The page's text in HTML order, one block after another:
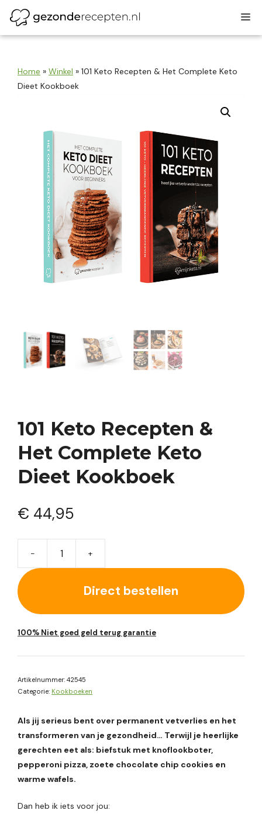
naar
de
Home » Winkel » 101 Keto Recepten & Het Complete Keto
Dieet Kookboek
101 Keto Recepten &
Het Complete Keto
Dieet Kookboek
€ 44,95
-
Recepten
Complete
+
Direct bestellen
100% Niet goed geld terug garantie
Artikelnummer: 42545
Categorie: Kookboeken
Als jij serieus bent over permanent vetverlies en het
transformeren van je gezondheid… Terwijl je heerlijke
gerechten eet als: biefstuk met knoflookboter,
pepperoni pizza, zoete chocolate chip cookies en
warme wafels.
Dan heb ik iets voor jou: